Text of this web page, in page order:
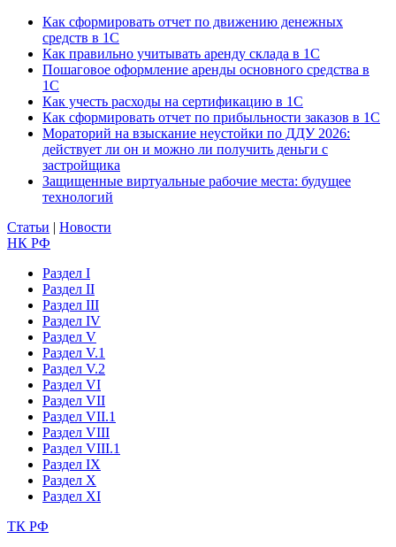
Как сформировать отчет по движению денежных
средств в 1С
Как правильно учитывать аренду склада в 1С
Пошаговое оформление аренды основного средства в
1С
Как учесть расходы на сертификацию в 1С
Как сформировать отчет по прибыльности заказов в 1С
Мораторий на взыскание неустойки по ДДУ 2026:
действует ли он и можно ли получить деньги с
застройщика
Защищенные виртуальные рабочие места: будущее
технологий
Статьи | Новости
НК РФ
Раздел I
Раздел II
Раздел III
Раздел IV
Раздел V
Раздел V.1
Раздел V.2
Раздел VI
Раздел VII
Раздел VII.1
Раздел VIII
Раздел VIII.1
Раздел IX
Раздел X
Раздел XI
ТК РФ